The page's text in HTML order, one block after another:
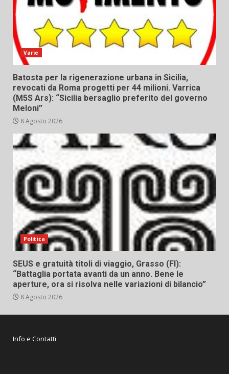
Varie
Batosta per la rigenerazione urbana in Sicilia,
revocati da Roma progetti per 44 milioni. Varrica
(M5S Ars): “Sicilia bersaglio preferito del governo
Meloni”
8 Agosto 2026
Politica
SEUS e gratuità titoli di viaggio, Grasso (FI):
“Battaglia portata avanti da un anno. Bene le
aperture, ora si risolva nelle variazioni di bilancio”
8 Agosto 2026
Info e Contatti